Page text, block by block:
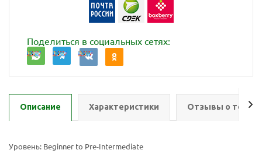
Поделиться в социальных сетях:
Описание Характеристики Отзывы о
Уровень: Beginner to Pre-Intermediate